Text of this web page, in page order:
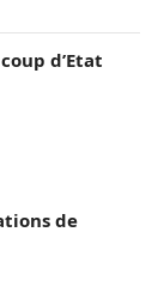
d’Etat
de